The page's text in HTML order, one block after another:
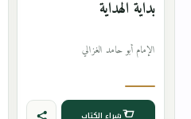
بداية الهداية
الإمام أبو حامد الغزالي
شراء الكتاب